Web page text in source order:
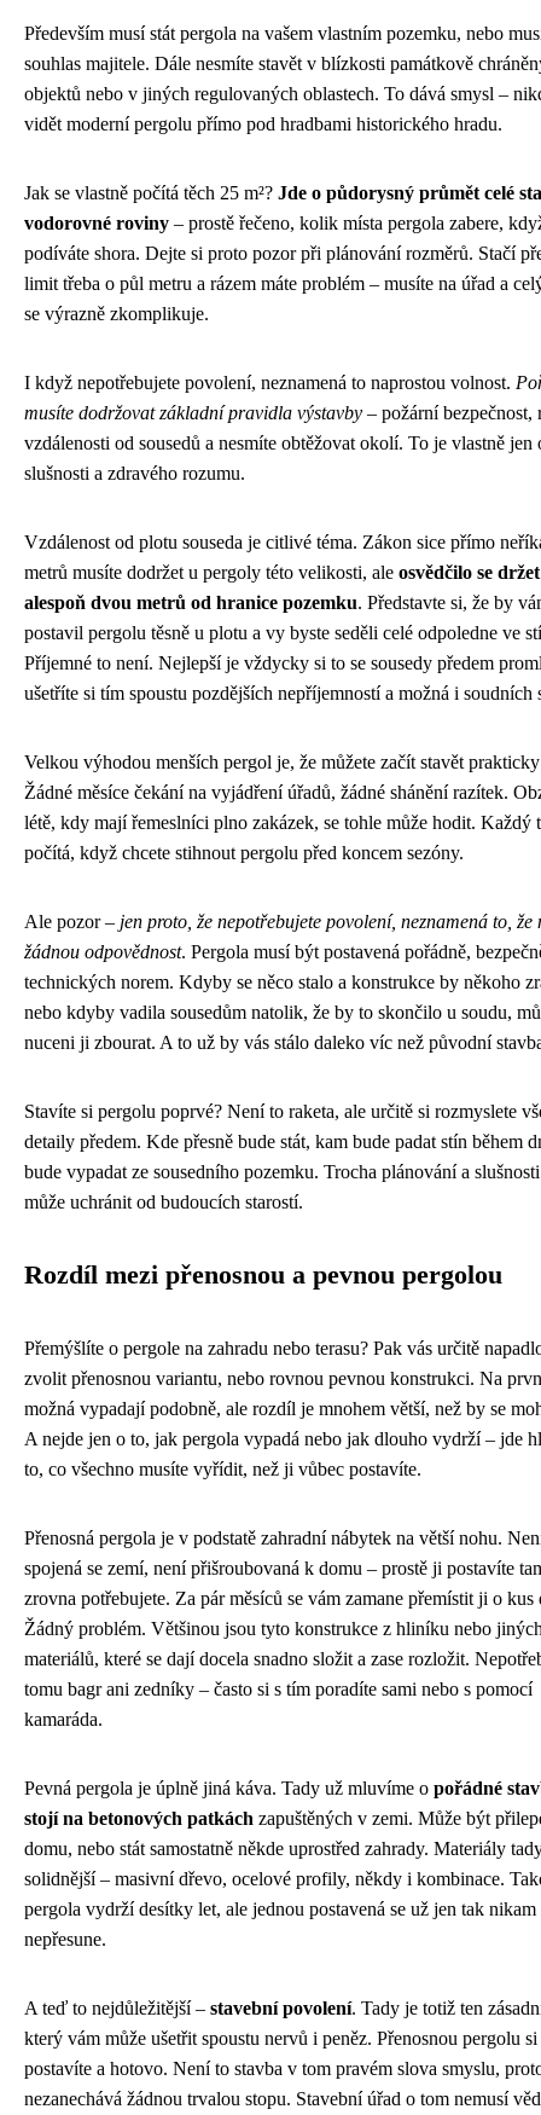
Především musí stát pergola na vašem vlastním pozemku, nebo
souhlas majitele. Dále nesmíte stavět v blízkosti památkově
objektů nebo v jiných regulovaných oblastech. To dává smysl –
vidět moderní pergolu přímo pod hradbami historického hradu.
Jak se vlastně počítá těch 25 m²? Jde o půdorysný průmět celé
vodorovné roviny – prostě řečeno, kolik místa pergola zabere,
podíváte shora. Dejte si proto pozor při plánování rozměrů. Stačí
limit třeba o půl metru a rázem máte problém – musíte na úřad a
se výrazně zkomplikuje.
I když nepotřebujete povolení, neznamená to naprostou volnost.
musíte dodržovat základní pravidla výstavby – požární bezpečnost,
vzdálenosti od sousedů a nesmíte obtěžovat okolí. To je vlastně jen
slušnosti a zdravého rozumu.
Vzdálenost od plotu souseda je citlivé téma. Zákon sice přímo
metrů musíte dodržet u pergoly této velikosti, ale osvědčilo se držet
alespoň dvou metrů od hranice pozemku. Představte si, že by
postavil pergolu těsně u plotu a vy byste seděli celé odpoledne ve
Příjemné to není. Nejlepší je vždycky si to se sousedy předem
ušetříte si tím spoustu pozdějších nepříjemností a možná i soudních
Velkou výhodou menších pergol je, že můžete začít stavět
Žádné měsíce čekání na vyjádření úřadů, žádné shánění razítek.
létě, kdy mají řemeslníci plno zakázek, se tohle může hodit. Každý
počítá, když chcete stihnout pergolu před koncem sezóny.
Ale pozor – jen proto, že nepotřebujete povolení, neznamená to, že
žádnou odpovědnost. Pergola musí být postavená pořádně,
technických norem. Kdyby se něco stalo a konstrukce by někoho
nebo kdyby vadila sousedům natolik, že by to skončilo u soudu,
nuceni ji zbourat. A to už by vás stálo daleko víc než původní
Stavíte si pergolu poprvé? Není to raketa, ale určitě si rozmyslete
detaily předem. Kde přesně bude stát, kam bude padat stín během
bude vypadat ze sousedního pozemku. Trocha plánování a
může uchránit od budoucích starostí.
Rozdíl mezi přenosnou a pevnou pergolou
Přemýšlíte o pergole na zahradu nebo terasu? Pak vás určitě
zvolit přenosnou variantu, nebo rovnou pevnou konstrukci. Na
možná vypadají podobně, ale rozdíl je mnohem větší, než by se
A nejde jen o to, jak pergola vypadá nebo jak dlouho vydrží – jde
to, co všechno musíte vyřídit, než ji vůbec postavíte.
Přenosná pergola je v podstatě zahradní nábytek na větší nohu.
spojená se zemí, není přišroubovaná k domu – prostě ji postavíte
zrovna potřebujete. Za pár měsíců se vám zamane přemístit ji o kus
Žádný problém. Většinou jsou tyto konstrukce z hliníku nebo
materiálů, které se dají docela snadno složit a zase rozložit.
tomu bagr ani zedníky – často si s tím poradíte sami nebo s pomocí
kamaráda.
Pevná pergola je úplně jiná káva. Tady už mluvíme o pořádné
stojí na betonových patkách zapuštěných v zemi. Může být
domu, nebo stát samostatně někde uprostřed zahrady. Materiály
solidnější – masivní dřevo, ocelové profily, někdy i kombinace.
pergola vydrží desítky let, ale jednou postavená se už jen tak nikam
nepřesune.
A teď to nejdůležitější – stavební povolení. Tady je totiž ten
který vám může ušetřit spoustu nervů i peněz. Přenosnou pergolu si
postavíte a hotovo. Není to stavba v tom pravém slova smyslu,
nezanechává žádnou trvalou stopu. Stavební úřad o tom nemusí